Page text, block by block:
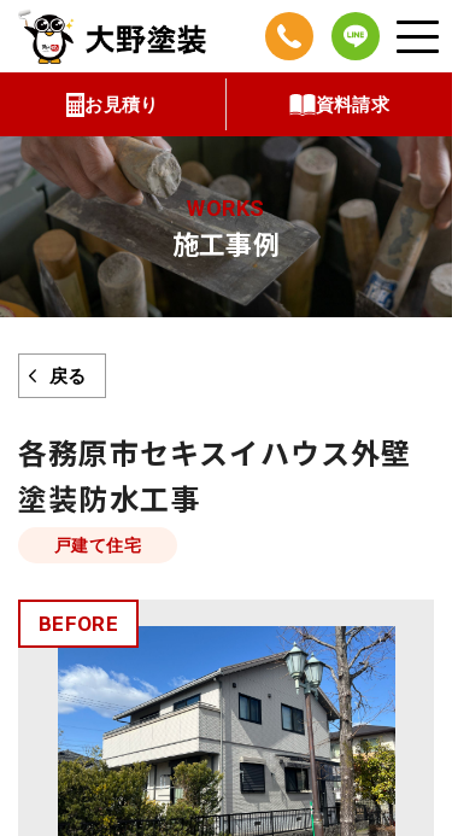
コ
ツ
へ
ス
キ
ッ
お見積り 資料請求
WORKS
施工事例
戻る
各務原市セキスイハウス外壁
塗装防水工事
戸建て住宅